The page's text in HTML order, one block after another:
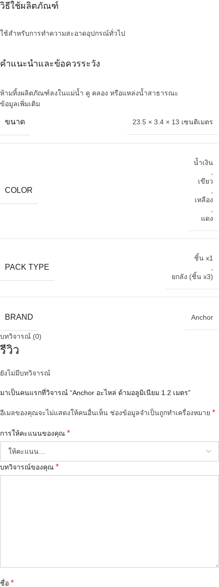
วิธีใช้ผลิตภัณฑ์
ใช้สำหรับการทำความสะอาดอุปกรณ์ทั่วไป
คำแนะนำและข้อควรระวัง
ห้ามทิ้งผลิตภัณฑ์ลงในแม่น้ำ คู คลอง หรือแหล่งน้ำสาธารณะ
ข้อมูลเพิ่มเติม
ขนาด 23.5 × 3.4 × 13 เซนติเมตร
COLOR
น้ำเงิน
เขียว
เหลือง
แดง
PACK TYPE
ชิ้น x1
ยกลัง (ชิ้น x3)
BRAND Anchor
บทวิจารณ์ (0)
รีวิว
ยังไม่มีบทวิจารณ์
มาเป็นคนแรกที่วิจารณ์ “Anchor อะไหล่ ด้ามอลูมิเนียม 1.2 เมตร”
อีเมลของคุณจะไม่แสดงให้คนอื่นเห็น ช่องข้อมูลจำเป็นถูกทำเครื่องหมาย *
การให้คะแนนของคุณ *
บทวิจารณ์ของคุณ *
ชื่อ *